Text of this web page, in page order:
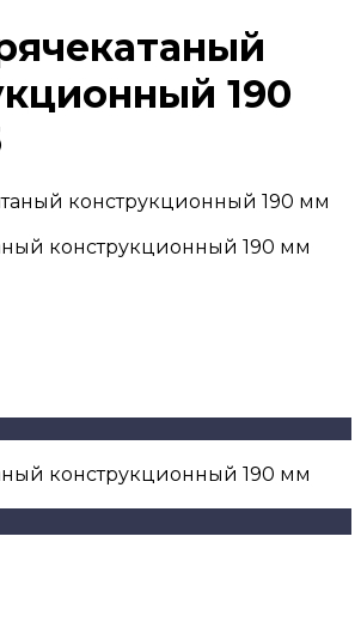
190
конструкционный 190 мм
конструкционный 190 мм